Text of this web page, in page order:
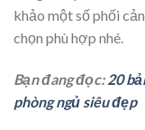
khảo một số phối
chọn phù hợp nhé.
Bạn đang đọc:20
phòng ngủ siêu đẹp